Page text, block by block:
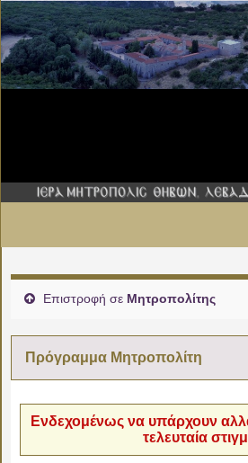
Επιστροφή σε Μητροπολίτης
Πρόγραμμα Μητροπολίτη
Ενδεχομένως να υπάρχουν
τελευταία